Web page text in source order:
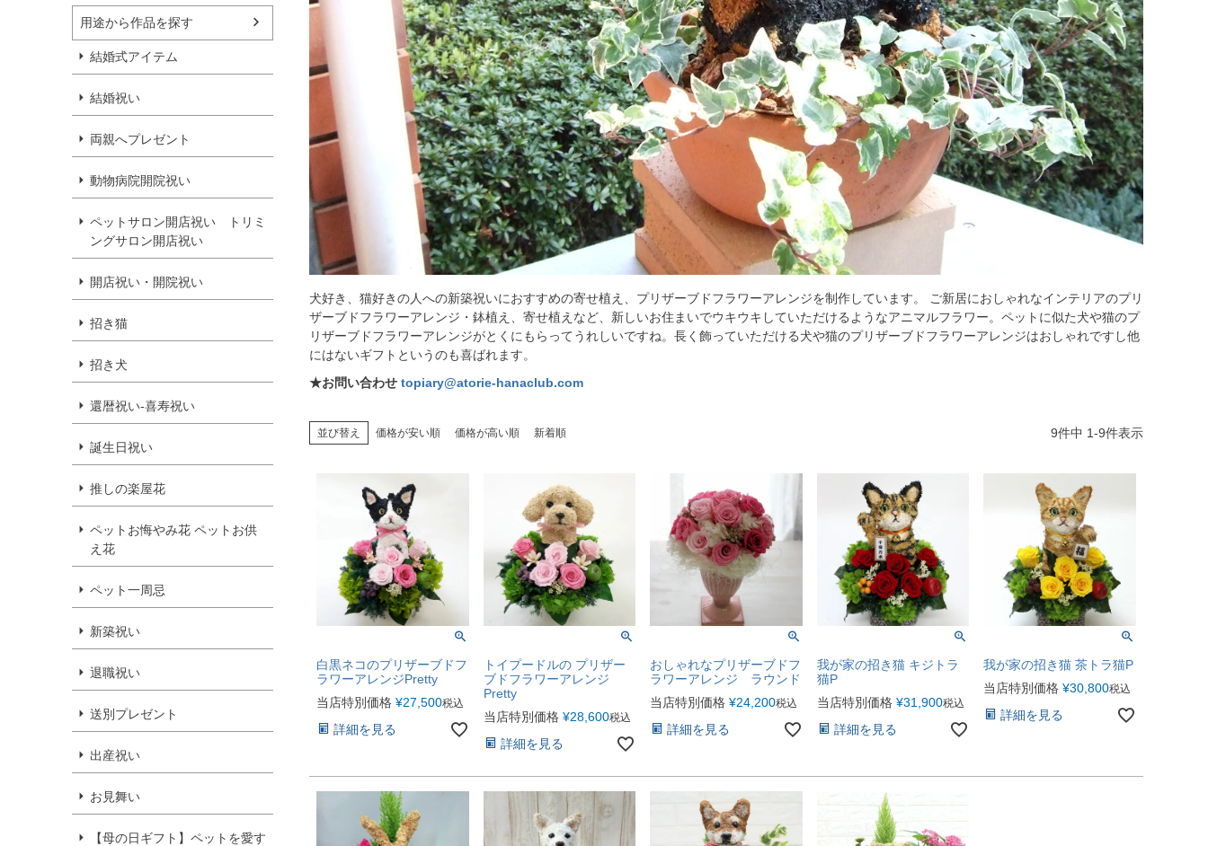
用途から作品を探す
結婚式アイテム
結婚祝い
両親へプレゼント
動物病院開院祝い
ペットサロン開店祝い トリミ
ングサロン開店祝い
開店祝い・開院祝い
招き猫
招き犬
還暦祝い-喜寿祝い
誕生日祝い
推しの楽屋花
ペットお悔やみ花 ペットお供
え花
ペット一周忌
新築祝い
退職祝い
送別プレゼント
出産祝い
お見舞い
【母の日ギフト】ペットを愛す
犬好き、猫好きの人への新築祝いにおすすめの寄せ植え、プリザーブドフラワーアレンジを制作しています。 ご新居におしゃれなインテリアのプリ
ザーブドフラワーアレンジ・鉢植え、寄せ植えなど、新しいお住まいでウキウキしていただけるようなアニマルフラワー。ペットに似た犬や猫のプ
リザーブドフラワーアレンジがとくにもらってうれしいですね。長く飾っていただける犬や猫のプリザーブドフラワーアレンジはおしゃれですし他
にはないギフトというのも喜ばれます。
★お問い合わせ topiary@atorie-hanaclub.com
並び替え 価格が安い順 価格が高い順 新着順 9件中 1-9件表示
白黒ネコのプリザーブドフ
ラワーアレンジPretty
当店特別価格 ¥27,500税込
詳細を見る
トイプードルの プリザー
ブドフラワーアレンジ
Pretty
当店特別価格 ¥28,600税込
詳細を見る
おしゃれなプリザーブドフ
ラワーアレンジ ラウンド
当店特別価格 ¥24,200税込
詳細を見る
我が家の招き猫 キジトラ
猫P
当店特別価格 ¥31,900税込
詳細を見る
我が家の招き猫 茶トラ猫P
当店特別価格 ¥30,800税込
詳細を見る